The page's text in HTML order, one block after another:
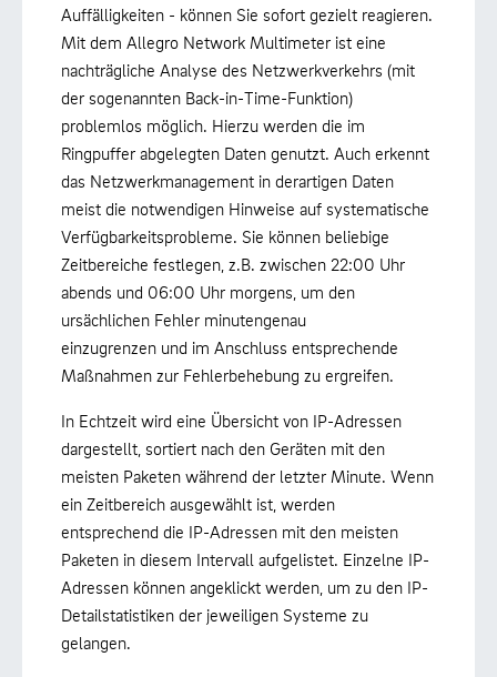
Auffälligkeiten - können Sie sofort gezielt reagieren.
Mit dem Allegro Network Multimeter ist eine
nachträgliche Analyse des Netzwerkverkehrs (mit
der sogenannten Back-in-Time-Funktion)
problemlos möglich. Hierzu werden die im
Ringpuffer abgelegten Daten genutzt. Auch erkennt
das Netzwerkmanagement in derartigen Daten
meist die notwendigen Hinweise auf systematische
Verfügbarkeitsprobleme. Sie können beliebige
Zeitbereiche festlegen, z.B. zwischen 22:00 Uhr
abends und 06:00 Uhr morgens, um den
ursächlichen Fehler minutengenau
einzugrenzen und im Anschluss entsprechende
Maßnahmen zur Fehlerbehebung zu ergreifen.
In Echtzeit wird eine Übersicht von IP-Adressen
dargestellt, sortiert nach den Geräten mit den
meisten Paketen während der letzter Minute. Wenn
ein Zeitbereich ausgewählt ist, werden
entsprechend die IP-Adressen mit den meisten
Paketen in diesem Intervall aufgelistet. Einzelne IP-
Adressen können angeklickt werden, um zu den IP-
Detailstatistiken der jeweiligen Systeme zu
gelangen.